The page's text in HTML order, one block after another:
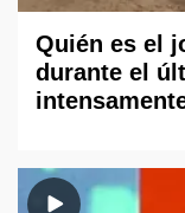
Quién es el
durante el